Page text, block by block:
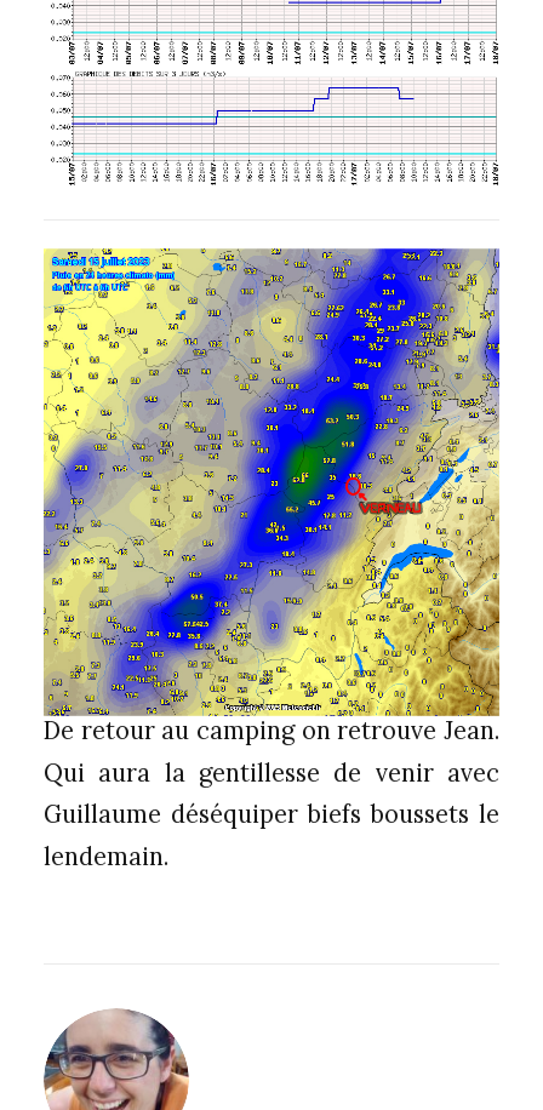
De retour au camping on retrouve Jean.
Qui aura la gentillesse de venir avec
Guillaume déséquiper biefs boussets le
lendemain.